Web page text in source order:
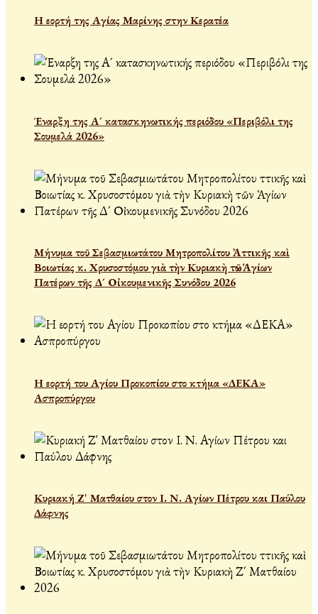
Η εορτή της Αγίας Μαρίνης στην Κερατέα
Έναρξη της Α´ κατασκηνωτικής περιόδου «Περιβόλι της
Σουμελά 2026»
Μήνυμα τοῦ Σεβασμιωτάτου Μητροπολίτου Ἀττικῆς καὶ
Βοιωτίας κ. Χρυσοστόμου γιὰ τὴν Κυριακὴ τῶν Ἁγίων
Πατέρων τῆς Δ´ Οἰκουμενικῆς Συνόδου 2026
Η εορτή του Αγίου Προκοπίου στο κτήμα «ΔΕΚΑ»
Ασπροπύργου
Κυριακή Ζ' Ματθαίου στον Ι. Ν. Αγίων Πέτρου και Παύλου
Δάφνης